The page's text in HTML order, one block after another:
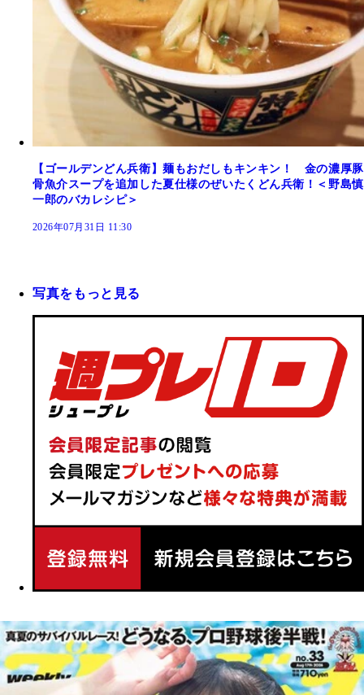
【ゴールデンどん兵衛】麺もおだしもキンキン！ 金の濃厚豚
骨魚介スープを追加した夏仕様のぜいたくどん兵衛！＜野島慎
一郎のバカレシピ＞
2026年07月31日 11:30
写真をもっと見る